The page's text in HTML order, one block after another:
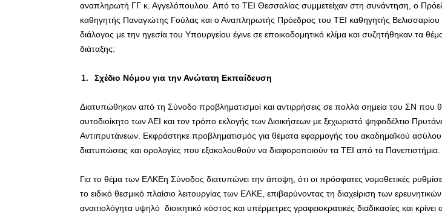
αναπληρωτή ΓΓ κ. Αγγελόπουλου. Από το ΤΕΙ Θεσσαλίας συμμετείχαν στη συνάντηση, ο
καθηγητής Παναγιώτης Γούλας και ο Αναπληρωτής Πρόεδρος του ΤΕΙ καθηγητής
διάλογος με την ηγεσία του Υπουργείου έγινε σε εποικοδομητικό κλίμα και συζητήθηκαν τα
διάταξης:
Σχέδιο Νόμου για την Ανώτατη Εκπαίδευση
Διατυπώθηκαν από τη Σύνοδο προβληματισμοί και αντιρρήσεις σε πολλά σημεία του ΣΝ που
αυτοδιοίκητο των ΑΕΙ και τον τρόπο εκλογής των Διοικήσεων με ξεχωριστό ψηφοδέλτιο
Αντιπρυτάνεων. Εκφράστηκε προβληματισμός για θέματα εφαρμογής του ακαδημαϊκού ασύλου,
διατυπώσεις και ορολογίες που εξακολουθούν να διαφοροποιούν τα ΤΕΙ από τα Πανεπιστήμια.
Για το θέμα των ΕΛΚΕη Σύνοδος διατυπώνει την άποψη, ότι οι πρόσφατες νομοθετικές
το ειδικό θεσμικό πλαίσιο λειτουργίας των ΕΛΚΕ, επιβαρύνοντας τη διαχείριση των
αναιτιολόγητα υψηλό διοικητικό κόστος και υπέρμετρες γραφειοκρατικές διαδικασίες και